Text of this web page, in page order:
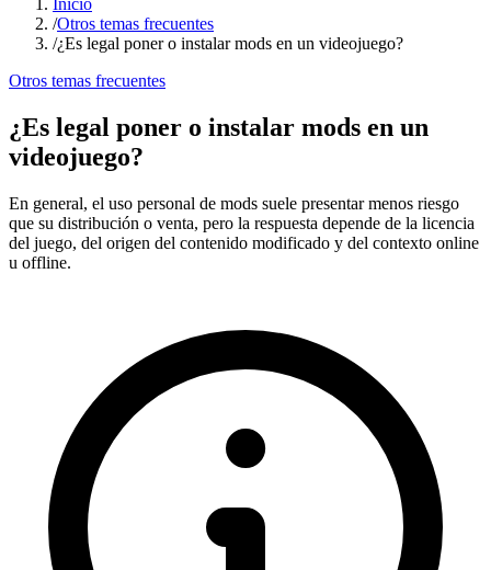
Inicio
/Otros temas frecuentes
/¿Es legal poner o instalar mods en un videojuego?
Otros temas frecuentes
¿Es legal poner o instalar mods en un
videojuego?
En general, el uso personal de mods suele presentar menos riesgo
que su distribución o venta, pero la respuesta depende de la licencia
del juego, del origen del contenido modificado y del contexto online
u offline.